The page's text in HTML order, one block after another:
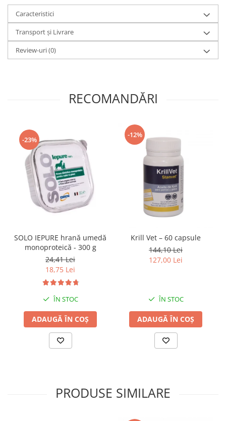
Caracteristici
Transport și Livrare
Review-uri(0)
RECOMANDĂRI
-23%
SOLO IEPURE hrană umedă
monoproteică - 300 g
24,41 Lei
18,75 Lei
ÎN STOC
ADAUGĂ ÎN COȘ
-12%
Krill Vet – 60 capsule
144,10 Lei
127,00 Lei
ÎN STOC
ADAUGĂ ÎN COȘ
PRODUSE SIMILARE